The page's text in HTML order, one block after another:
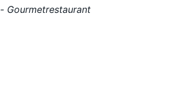
- Gourmetrestaurant